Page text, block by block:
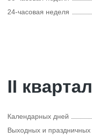
24-часовая неделя
II квартал
Календарных дней
Выходных и праздничных